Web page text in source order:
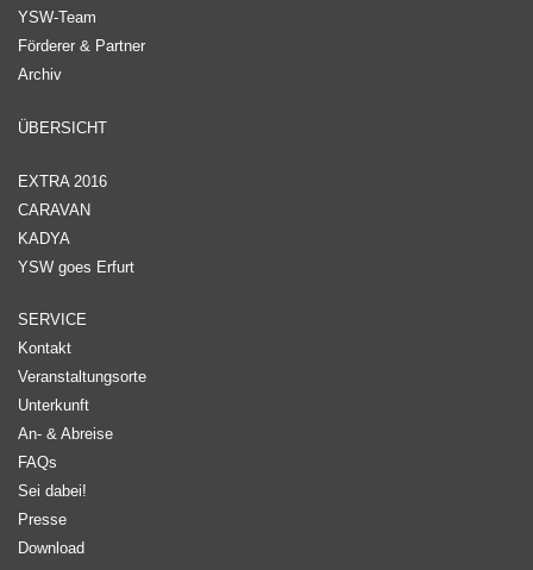
YSW-Team
Förderer & Partner
Archiv
ÜBERSICHT
EXTRA 2016
CARAVAN
KADYA
YSW goes Erfurt
SERVICE
Kontakt
Veranstaltungsorte
Unterkunft
An- & Abreise
FAQs
Sei dabei!
Presse
Download